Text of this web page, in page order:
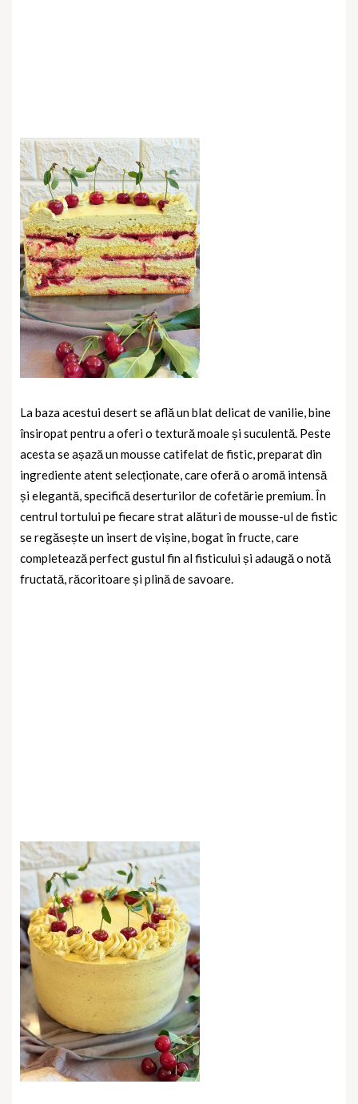
La baza acestui desert se află un blat delicat de vanilie, bine
însiropat pentru a oferi o textură moale și suculentă. Peste
acesta se așază un mousse catifelat de fistic, preparat din
ingrediente atent selecționate, care oferă o aromă intensă
și elegantă, specifică deserturilor de cofetărie premium. În
centrul tortului pe fiecare strat alături de mousse-ul de fistic
se regăsește un insert de vișine, bogat în fructe, care
completează perfect gustul fin al fisticului și adaugă o notă
fructată, răcoritoare și plină de savoare.